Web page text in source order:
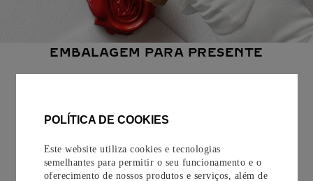
POLÍTICA DE COOKIES
Este website utiliza cookies e tecnologias
semelhantes para permitir o seu funcionamento e o
oferecimento de nossos produtos e serviços, além de
EMBALAGEM PARA PRESENTE
opção de adicionar um cartão personalizado.